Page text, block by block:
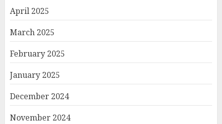
April 2025
March 2025
February 2025
January 2025
December 2024
November 2024